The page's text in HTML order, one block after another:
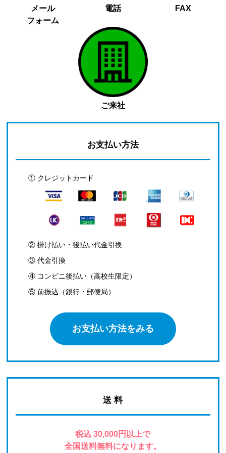
メール
フォーム
電話 FAX
ご来社
お支払い方法
① クレジットカード
② 掛け払い・後払い代金引換
③ 代金引換
④ コンビニ後払い（高校生限定）
⑤ 前振込（銀行・郵便局）
お支払い方法をみる
送 料
税込 30,000円以上で
全国送料無料になります。